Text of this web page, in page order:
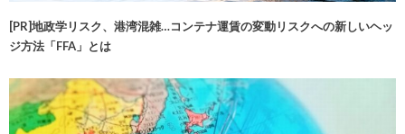
[PR]地政学リスク、港湾混雑…コンテナ運賃の変動リスクへの新しいヘッ
ジ方法「FFA」とは